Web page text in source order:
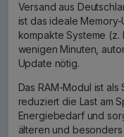
Versand aus
ist das ideale
kompakte Systeme (z.
wenigen Minuten,
Update nötig.
Das RAM-Modul ist als
reduziert die Last am
Energiebedarf und
älteren und